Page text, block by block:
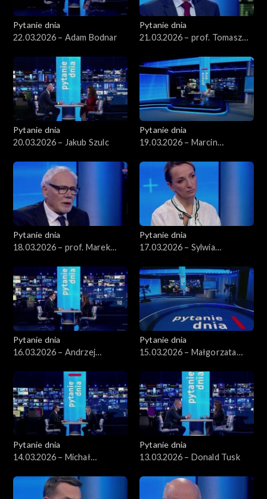
Pytanie dnia
22.03.2026 – Adam Bodnar
Pytanie dnia
21.03.2026 – prof. Tomasz
Pytanie dnia
20.03.2026 – Jakub Szulc
Pytanie dnia
19.03.2026 – Marcin
Pytanie dnia
18.03.2026 – prof. Marek
Pytanie dnia
17.03.2026 – Sylwia
Pytanie dnia
16.03.2026 – Andrzej
Pytanie dnia
15.03.2026 – Małgorzata
Pytanie dnia
14.03.2026 – Michał
Pytanie dnia
13.03.2026 – Donald Tusk